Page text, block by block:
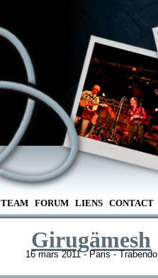
TEAM FORUM LIENS CONTACT
Girugämesh
16 mars 2011 - Paris - Trabendo